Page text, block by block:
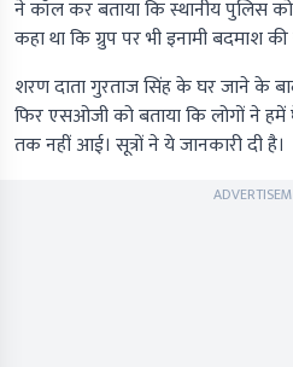
ने कॉल कर बताया कि स्थानीय पुलिस
कहा था कि ग्रुप पर भी इनामी बदमाश
शरण दाता गुरताज सिंह के घर जाने के
फिर एसओजी को बताया कि लोगों ने हमें
तक नहीं आई। सूत्रों ने ये जानकारी दी है।